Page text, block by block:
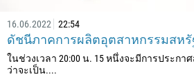
16.06.2022 22:54
ดัชนีภาคการผลิตอุตสาหกรรมสหรั
ในช่วงเวลา 20:00 น. 15 หนึ่งจะมีการประก
ว่าจะเป็น....
1809